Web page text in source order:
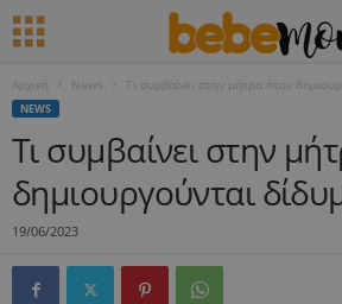
Αρχική News Τι συμβαίνει στην μήτρα όταν
NEWS
Τι συμβαίνει στην
δημιουργούνται
19/06/2023